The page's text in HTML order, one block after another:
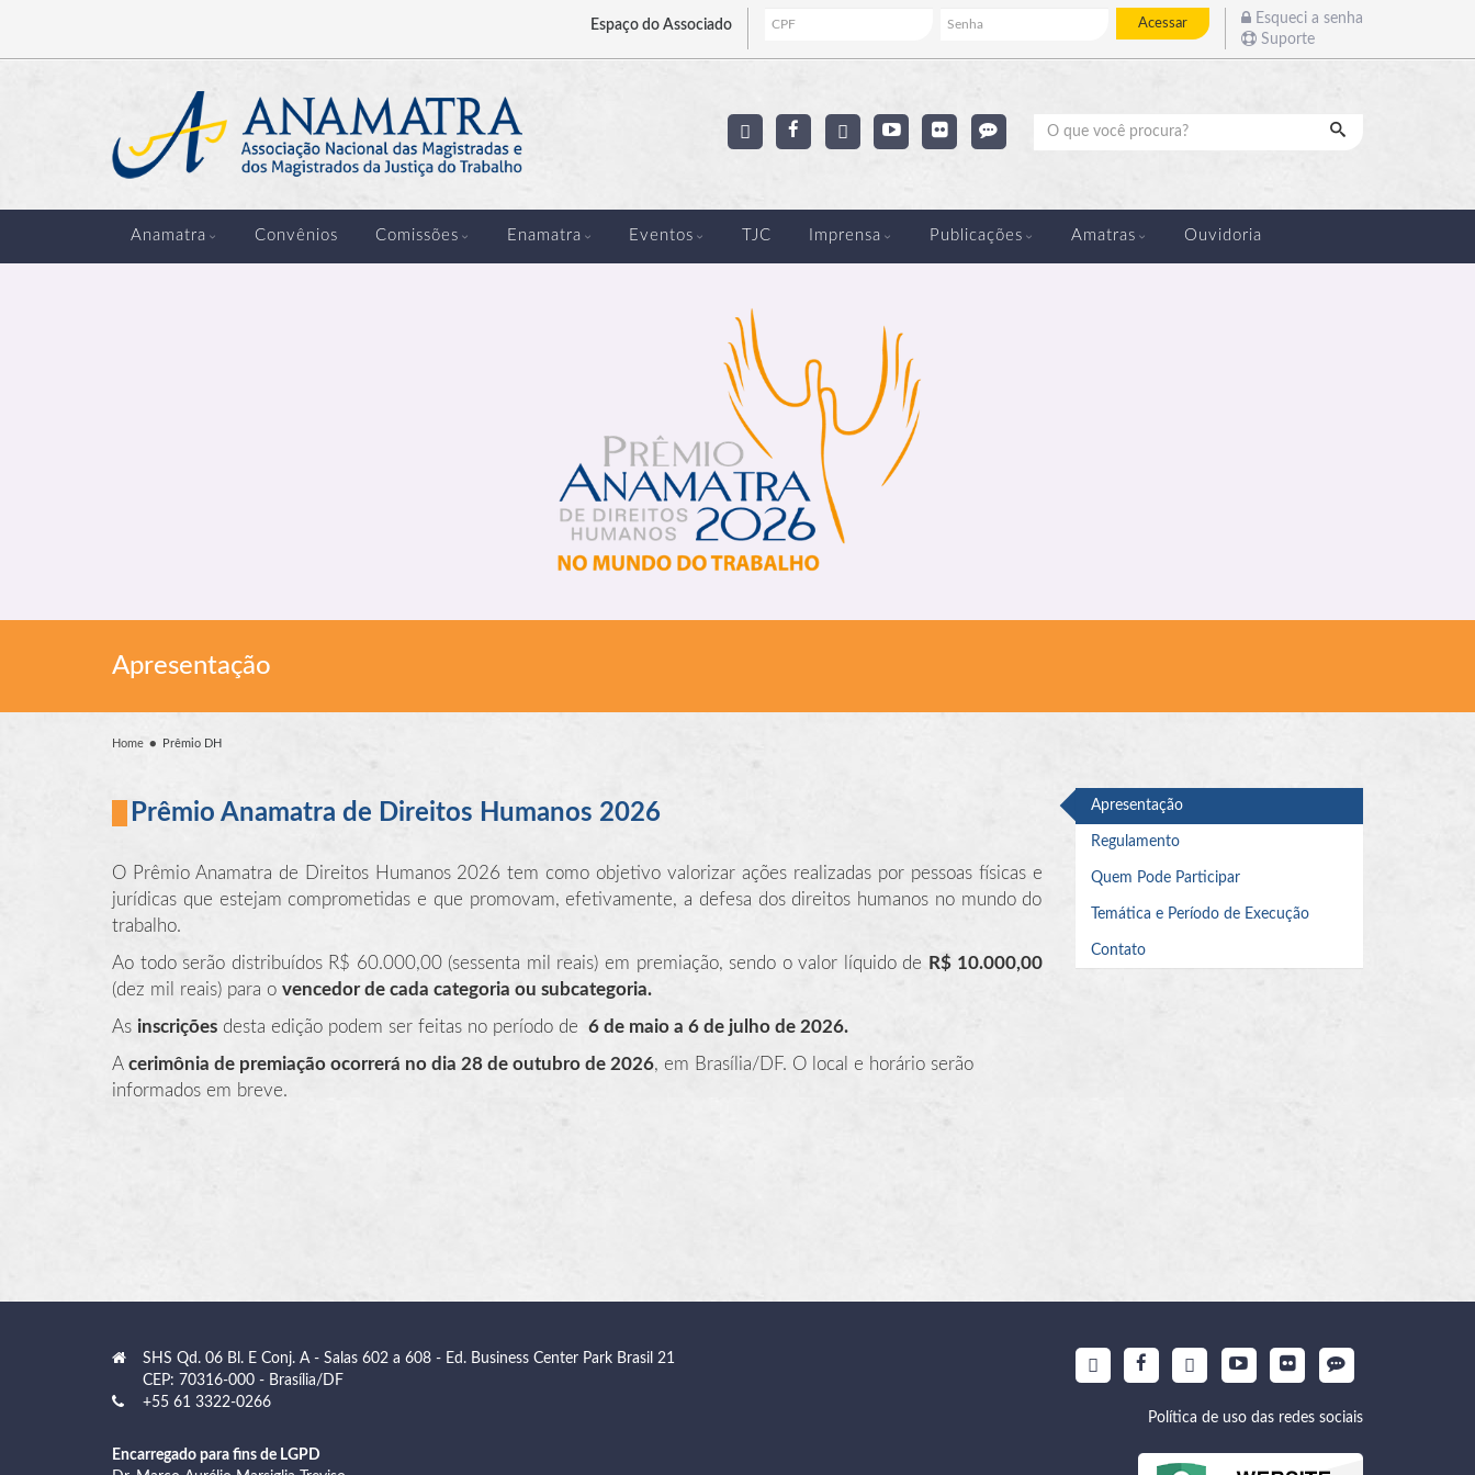
Espaço do Associado Acessar
Esqueci a senha
Suporte
Pesquisar
Anamatra Convênios Comissões Enamatra Eventos TJC Imprensa Publicações Amatras Ouvidoria
Apresentação
Home Prêmio DH
Prêmio Anamatra de Direitos Humanos 2026
O Prêmio Anamatra de Direitos Humanos 2026 tem como objetivo valorizar ações realizadas por pessoas físicas e
jurídicas que estejam comprometidas e que promovam, efetivamente, a defesa dos direitos humanos no mundo do
trabalho.
Ao todo serão distribuídos R$ 60.000,00 (sessenta mil reais) em premiação, sendo o valor líquido de R$ 10.000,00
(dez mil reais) para o vencedor de cada categoria ou subcategoria.
As inscrições desta edição podem ser feitas no período de 6 de maio a 6 de julho de 2026.
A cerimônia de premiação ocorrerá no dia 28 de outubro de 2026, em Brasília/DF. O local e horário serão
informados em breve.
Apresentação
Regulamento
Quem Pode Participar
Temática e Período de Execução
Contato
SHS Qd. 06 Bl. E Conj. A - Salas 602 a 608 - Ed. Business Center Park Brasil 21
CEP: 70316-000 - Brasília/DF
+55 61 3322-0266
Encarregado para fins de LGPD
Política de uso das redes sociais